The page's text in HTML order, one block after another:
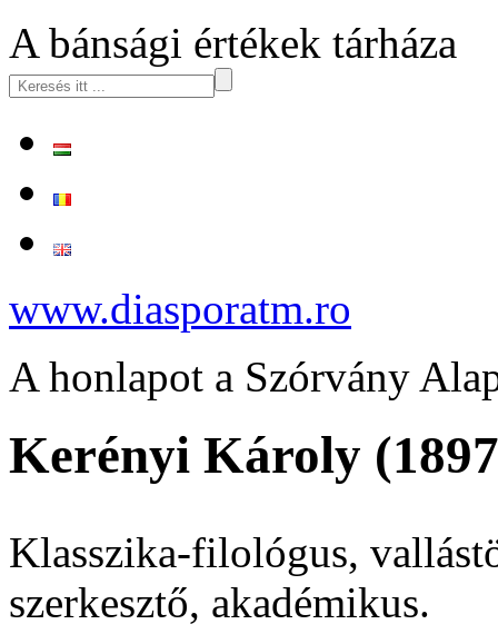
A bánsági értékek tárháza
www.diasporatm.ro
A honlapot a Szórvány
Kerényi Károly
Klasszika-filológus,
szerkesztő, akadémikus.